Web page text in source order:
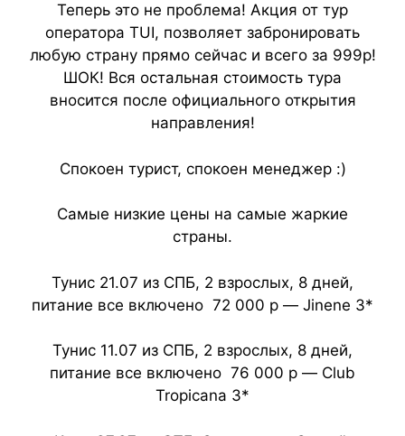
Теперь это не проблема! Акция от тур
оператора TUI, позволяет забронировать
любую страну прямо сейчас и всего за 999р!
ШОК! Вся остальная стоимость тура
вносится после официального открытия
направления!
Спокоен турист, спокоен менеджер :)
Самые низкие цены на самые жаркие
страны.
Тунис 21.07 из СПБ, 2 взрослых, 8 дней,
питание все включено 72 000 р — Jinene 3*
Тунис 11.07 из СПБ, 2 взрослых, 8 дней,
питание все включено 76 000 р — Club
Tropicana 3*